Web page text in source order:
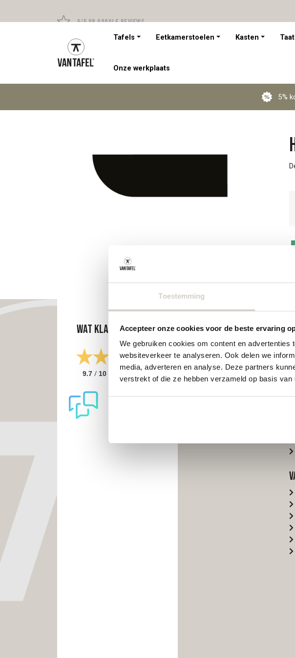
Toestemming
Accepteer onze cookies voor de beste ervaring
We gebruiken cookies om content en
websiteverkeer te analyseren. Ook delen we
media, adverteren en analyse. Deze partners
verstrekt of die ze hebben verzameld op basis
5/5 op Google Reviews
Tafels Eetkamerstoelen Kasten
Onze werkplaats
5%
Wat klanten zeggen
9.7 / 10 298 reviews